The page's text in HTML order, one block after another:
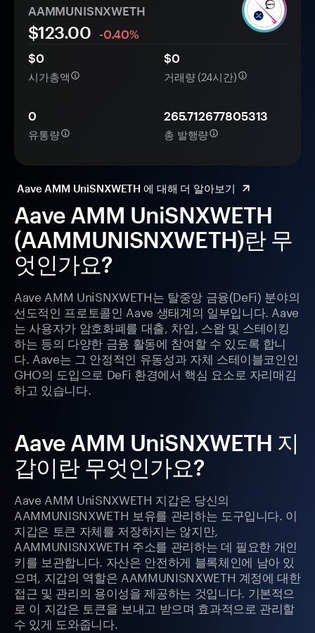
Aave AMM UniSNXWETH
(AAMMUNISNXWETH)란 무
엇인가요?
Aave AMM UniSNXWETH는 탈중앙 금융(DeFi) 분야의
선도적인 프로토콜인 Aave 생태계의 일부입니다. Aave
는 사용자가 암호화폐를 대출, 차입, 스왑 및 스테이킹
하는 등의 다양한 금융 활동에 참여할 수 있도록 합니
다. Aave는 그 안정적인 유동성과 자체 스테이블코인인
GHO의 도입으로 DeFi 환경에서 핵심 요소로 자리매김
하고 있습니다.
Aave AMM UniSNXWETH 지
갑이란 무엇인가요?
Aave AMM UniSNXWETH 지갑은 당신의
AAMMUNISNXWETH 보유를 관리하는 도구입니다. 이
지갑은 토큰 자체를 저장하지는 않지만,
AAMMUNISNXWETH 주소를 관리하는 데 필요한 개인
키를 보관합니다. 자산은 안전하게 블록체인에 남아 있
으며, 지갑의 역할은 AAMMUNISNXWETH 계정에 대한
접근 및 관리의 용이성을 제공하는 것입니다. 기본적으
로 이 지갑은 토큰을 보내고 받으며 효과적으로 관리할
수 있게 도와줍니다.
AAMMUNISNXWETH
$123.00
-0.40%
$0
시가총액
$0
거래량 (24시간)
0
유통량
265.712677805313
총 발행량
Aave AMM UniSNXWETH 에 대해 더 알아보기